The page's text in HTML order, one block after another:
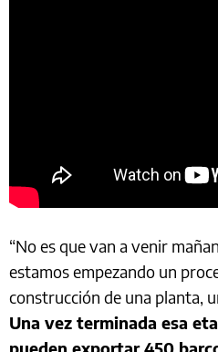
“No es que van a venir
estamos empezando un
construcción de una planta,
Una vez terminada esa